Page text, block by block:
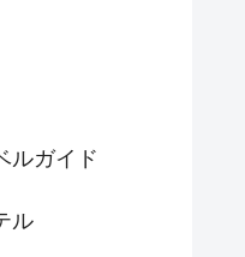
ルガイド
ル